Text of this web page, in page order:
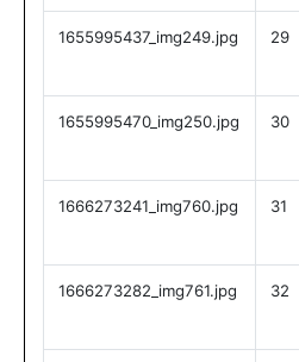
1655995437_img249.jpg 29
1655995470_img250.jpg 30
1666273241_img760.jpg 31
1666273282_img761.jpg 32